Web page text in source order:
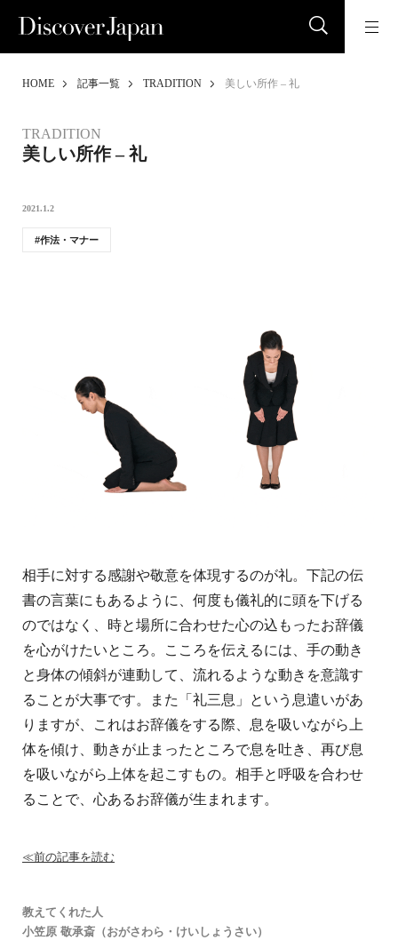
HOME 記事一覧 TRADITION 美しい所作 – 礼
TRADITION
美しい所作 – 礼
2021.1.2
作法・マナー
相手に対する感謝や敬意を体現するのが礼。下記の伝
書の言葉にもあるように、何度も儀礼的に頭を下げる
のではなく、時と場所に合わせた心の込もったお辞儀
を心がけたいところ。こころを伝えるには、手の動き
と身体の傾斜が連動して、流れるような動きを意識す
ることが大事です。また「礼三息」という息遣いがあ
りますが、これはお辞儀をする際、息を吸いながら上
体を傾け、動きが止まったところで息を吐き、再び息
を吸いながら上体を起こすもの。相手と呼吸を合わせ
ることで、心あるお辞儀が生まれます。
≪前の記事を読む
教えてくれた人
小笠原 敬承斎 （おがさわら・けいしょうさい）